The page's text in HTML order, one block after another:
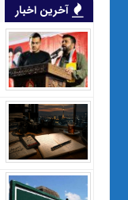
آخرین اخبار